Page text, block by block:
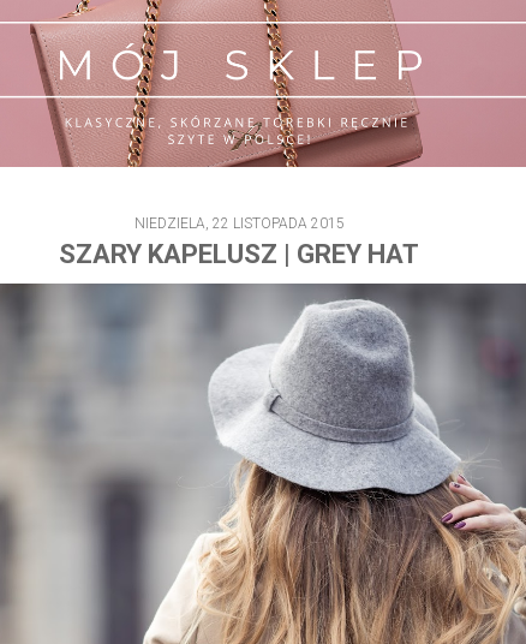
NIEDZIELA, 22 LISTOPADA 2015
SZARY KAPELUSZ | GREY HAT